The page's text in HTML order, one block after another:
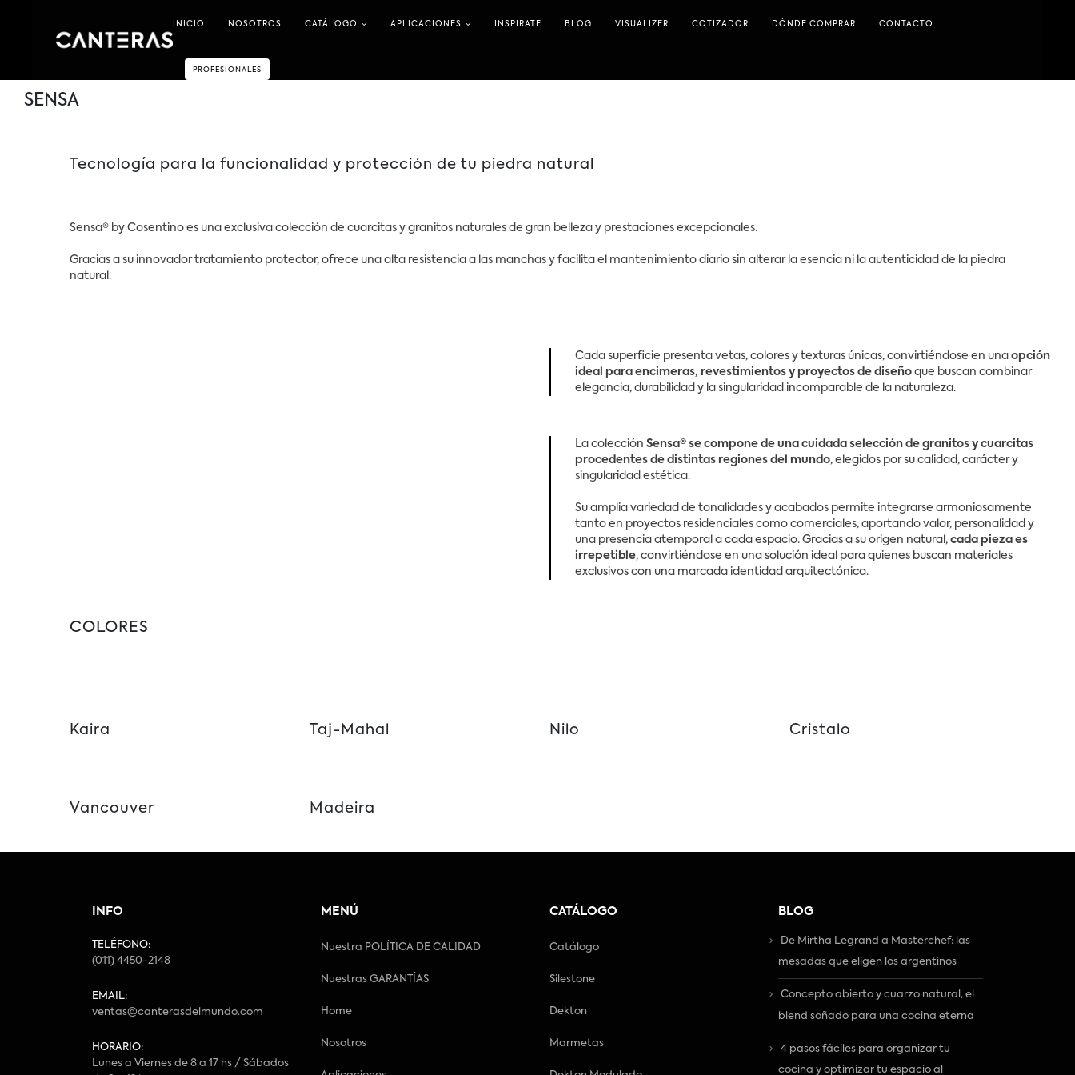
INICIO NOSOTROS CATÁLOGO APLICACIONES INSPIRATE BLOG VISUALIZER COTIZADOR DÓNDE COMPRAR CONTACTO
PROFESIONALES
SENSA
Tecnología para la funcionalidad y protección de tu piedra natural
Sensa® by Cosentino es una exclusiva colección de cuarcitas y granitos naturales de gran belleza y prestaciones excepcionales.
Gracias a su innovador tratamiento protector, ofrece una alta resistencia a las manchas y facilita el mantenimiento diario sin alterar la esencia ni la autenticidad de la piedra
natural.
Cada superficie presenta vetas, colores y texturas únicas, convirtiéndose en una opción
ideal para encimeras, revestimientos y proyectos de diseñoque buscan combinar
elegancia, durabilidad y la singularidad incomparable de la naturaleza.
La colección Sensa® se compone de una cuidada selección de granitos y cuarcitas
procedentes de distintas regiones del mundo, elegidos por su calidad, carácter y
singularidad estética.
Su amplia variedad de tonalidades y acabados permite integrarse armoniosamente
tanto en proyectos residenciales como comerciales, aportando valor, personalidad y
una presencia atemporal a cada espacio. Gracias a su origen natural, cada pieza es
irrepetible, convirtiéndose en una solución ideal para quienes buscan materiales
exclusivos con una marcada identidad arquitectónica.
COLORES
Kaira Taj-Mahal Nilo Cristalo
Vancouver Madeira
INFO
TELÉFONO:
(011) 4450-2148
EMAIL:
ventas@canterasdelmundo.com
HORARIO:
Lunes a Viernes de 8 a 17 hs / Sábados
MENÚ
Nuestra POLÍTICA DE CALIDAD
Nuestras GARANTÍAS
Home
Nosotros
CATÁLOGO
Catálogo
Silestone
Dekton
Marmetas
BLOG
De Mirtha Legrand a Masterchef: las
mesadas que eligen los argentinos
Concepto abierto y cuarzo natural, el
blend soñado para una cocina eterna
4 pasos fáciles para organizar tu
cocina y optimizar tu espacio al